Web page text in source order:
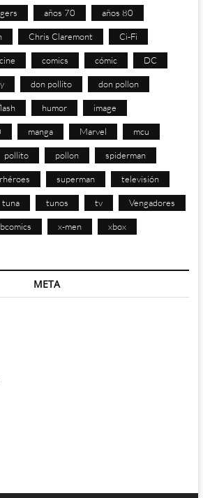
años 70 años 80
Chris Claremont Ci-Fi
cine comics cómic DC
don pollito don pollon
humor image
manga Marvel mcu
pollito pollon spiderman
superman televisión
tuna tunos tv Vengadores
x-men xbox
META